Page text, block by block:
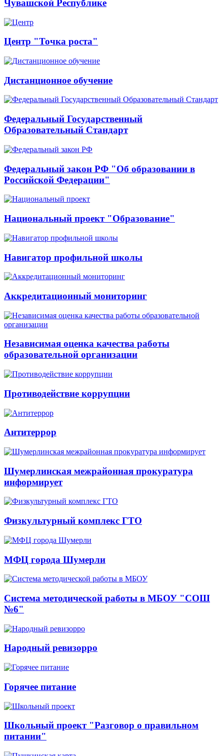
Чувашской Республике
Центр "Точка роста"
Дистанционное обучение
Федеральный Государственный
Образовательный Стандарт
Федеральный закон РФ "Об образовании в
Российской Федерации"
Национальный проект "Образование"
Навигатор профильной школы
Аккредитационный мониторинг
Независимая оценка качества работы
образовательной организации
Противодействие коррупции
Антитеррор
Шумерлинская межрайонная прокуратура
информирует
Физкультурный комплекс ГТО
МФЦ города Шумерли
Система методической работы в МБОУ "СОШ
№6"
Народный ревизорро
Горячее питание
Школьный проект "Разговор о правильном
питании"